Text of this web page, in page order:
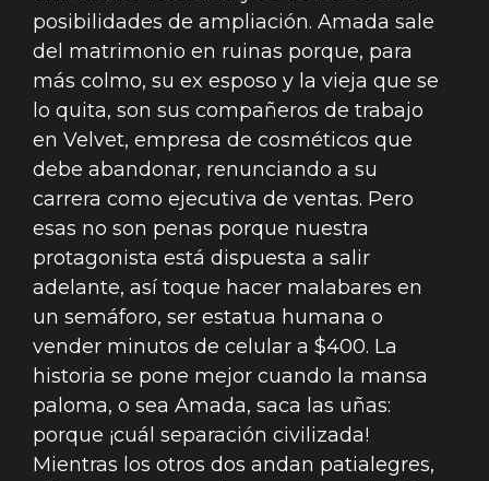
posibilidades de ampliación. Amada sale
del matrimonio en ruinas porque, para
más colmo, su ex esposo y la vieja que se
lo quita, son sus compañeros de trabajo
en Velvet, empresa de cosméticos que
debe abandonar, renunciando a su
carrera como ejecutiva de ventas. Pero
esas no son penas porque nuestra
protagonista está dispuesta a salir
adelante, así toque hacer malabares en
un semáforo, ser estatua humana o
vender minutos de celular a $400. La
historia se pone mejor cuando la mansa
paloma, o sea Amada, saca las uñas:
porque ¡cuál separación civilizada!
Mientras los otros dos andan patialegres,